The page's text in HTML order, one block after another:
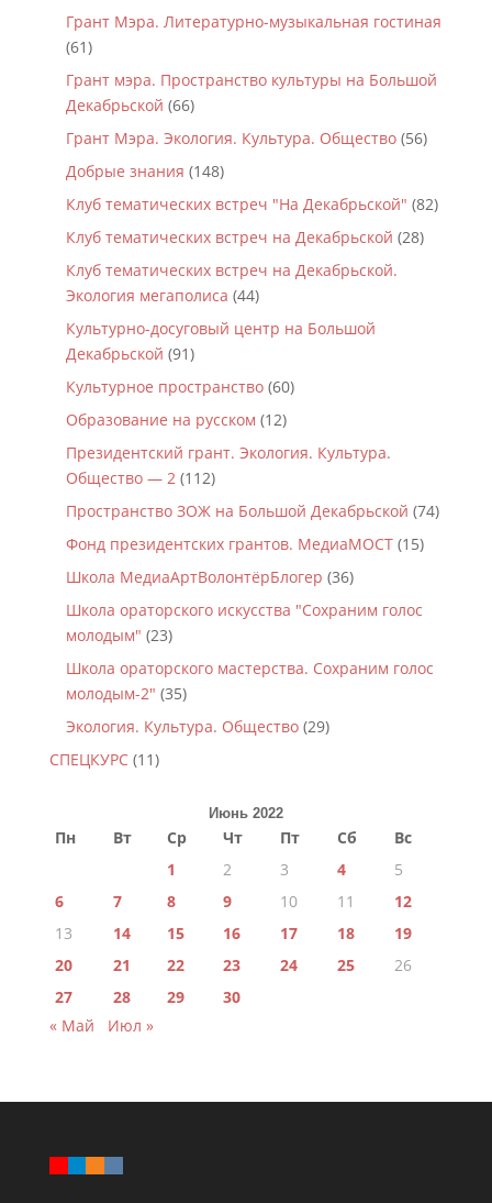
Грант Мэра. Литературно-музыкальная гостиная
(61)
Грант мэра. Пространство культуры на Большой
Декабрьской (66)
Грант Мэра. Экология. Культура. Общество(56)
Добрые знания (148)
Клуб тематических встреч "На Декабрьской" (82)
Клуб тематических встреч на Декабрьской (28)
Клуб тематических встреч на Декабрьской.
Экология мегаполиса (44)
Культурно-досуговый центр на Большой
Декабрьской (91)
Культурное пространство(60)
Образование на русском (12)
Президентский грант. Экология. Культура.
Общество — 2(112)
Пространство ЗОЖ на Большой Декабрьской (74)
Фонд президентских грантов. МедиаМОСТ(15)
Школа МедиаАртВолонтёрБлогер (36)
Школа ораторского искусства "Сохраним голос
молодым" (23)
Школа ораторского мастерства. Сохраним голос
молодым-2" (35)
Экология. Культура. Общество(29)
СПЕЦКУРС(11)
Июнь 2022
Пн Вт Ср Чт Пт Сб
Вс
1
2 3 4
5
6
7 8 9 10 11
12
13
14 15 16 17 18
19
20
21 22 23 24 25
26
27
28 29
30
« Май
Июл »